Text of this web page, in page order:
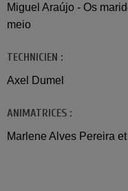
Miguel Araújo - Os
meio
TECHNICIEN :
Axel Dumel
ANIMATRICES :
Marlene Alves Pereira